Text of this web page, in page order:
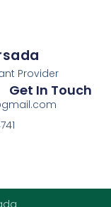
Provider
Get In Touch